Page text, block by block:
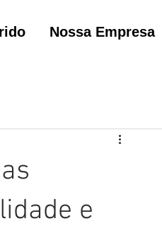
Nossa Empresa
e